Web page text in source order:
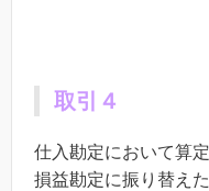
取引４
仕入勘定において算
損益勘定に振り替えた